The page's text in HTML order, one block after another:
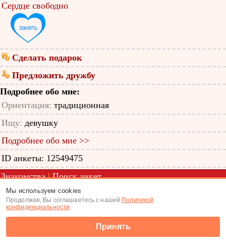
Сердце свободно
Сделать подарок
Предложить дружбу
Подробнее обо мне:
Ориентация: традиционная
Ищу: девушку
Подробнее обо мне >>
ID анкеты: 12549475
Знакомства|Поиск анкет
(c) Tabor.ru 2026
Мы используем cookies
Продолжая, Вы соглашаетесь с нашей Политикой
конфиденциальности.
Принять